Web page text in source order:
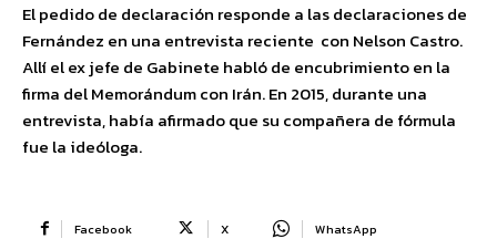
El pedido de declaración responde a las declaraciones de
Fernández en una entrevista reciente con Nelson Castro.
Allí el ex jefe de Gabinete habló de encubrimiento en la
firma del Memorándum con Irán. En 2015, durante una
entrevista, había afirmado que su compañera de fórmula
fue la ideóloga.
Facebook X WhatsApp